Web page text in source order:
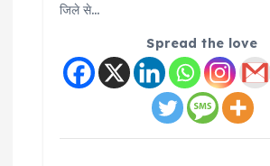
जिले से…
Spread the love